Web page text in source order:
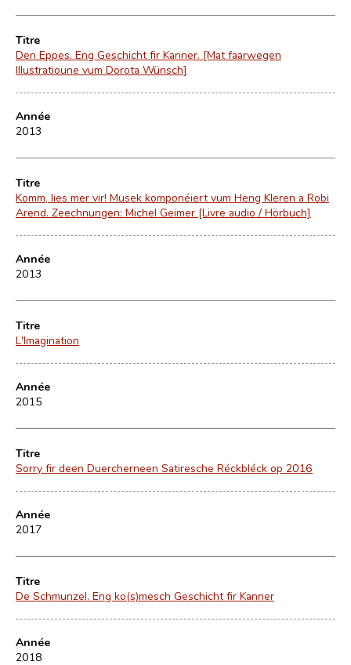
Titre
Den Eppes. Eng Geschicht fir Kanner. [Mat faarwegen
Illustratioune vum Dorota Wünsch]
Année
2013
Titre
Komm, lies mer vir! Musek komponéiert vum Heng Kleren a Robi
Arend. Zeechnungen: Michel Geimer [Livre audio / Hörbuch]
Année
2013
Titre
L'Imagination
Année
2015
Titre
Sorry fir deen Duercherneen Satiresche Réckbléck op 2016
Année
2017
Titre
De Schmunzel. Eng ko(s)mesch Geschicht fir Kanner
Année
2018